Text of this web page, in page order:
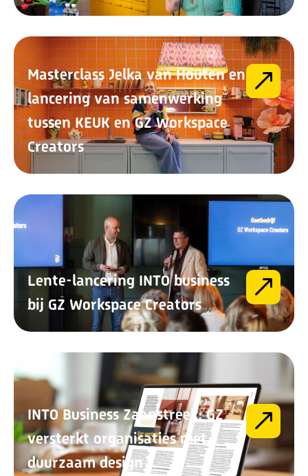
Masterclass Jelka van Houten en
lancering van samenwerking
tussen KEUK en GZ Workspace
Creators
Lente-lancering INTO business
bij GZ Workspace Creators
INTO Business Zaanstreek: GZ
versterkt organisaties met
duurzaam design